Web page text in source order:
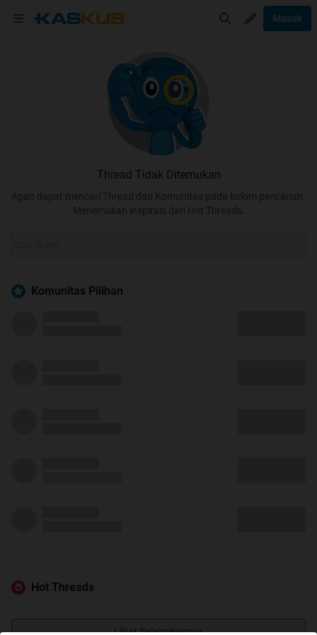
Masuk
Thread Tidak Ditemukan
Agan dapat mencari Thread dan Komunitas pada kolom pencarian.
Menemukan inspirasi dari Hot Threads.
Komunitas Pilihan
Hot Threads
Lihat Selengkapnya